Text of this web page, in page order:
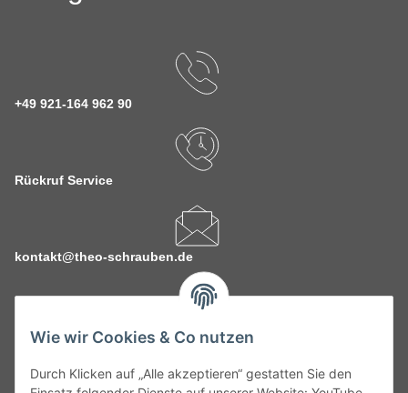
Wie wir Cookies & Co nutzen
Durch Klicken auf „Alle akzeptieren“ gestatten Sie den
+49 921-164 962 90
Rückruf Service
kontakt@theo-schrauben.de
Service